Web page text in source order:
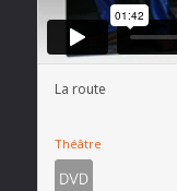
La route
Théâtre